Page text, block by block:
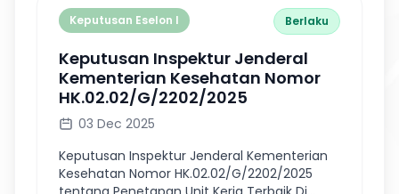
Keputusan Eselon I Berlaku
Keputusan Inspektur Jenderal
Kementerian Kesehatan Nomor
HK.02.02/G/2202/2025
03 Dec 2025
Keputusan Inspektur Jenderal Kementerian
Kesehatan Nomor HK.02.02/G/2202/2025